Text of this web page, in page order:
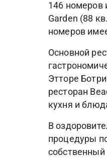
146 номеров
Garden (88
номеров
Основной
Этторе
ресторан
кухня и
В
процедуры